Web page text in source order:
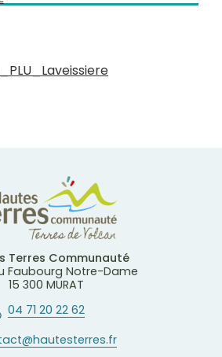
Terres Communauté
Faubourg Notre-Dame
15 300 MURAT
04 71 20 22 62